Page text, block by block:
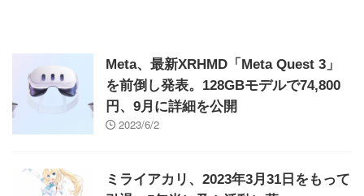
Meta、最新XRHMD「Meta Quest 3」
を前倒し発表。128GBモデルで74,800
円、9月に詳細を公開
2023/6/2
ミライアカリ、2023年3月31日をもって